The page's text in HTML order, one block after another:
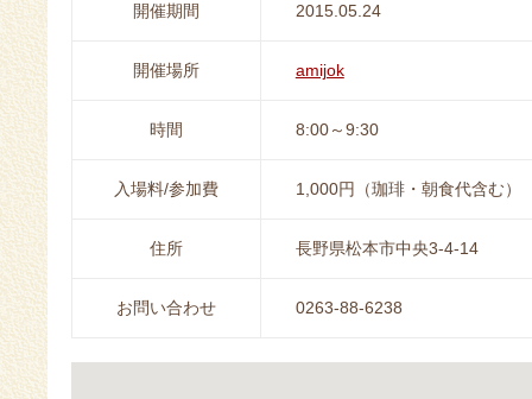
開催期間 2015.05.24
開催場所 amijok
時間 8:00～9:30
入場料/参加費 1,000円（珈琲・朝食代含む）
住所 長野県松本市中央3-4-14
お問い合わせ 0263-88-6238